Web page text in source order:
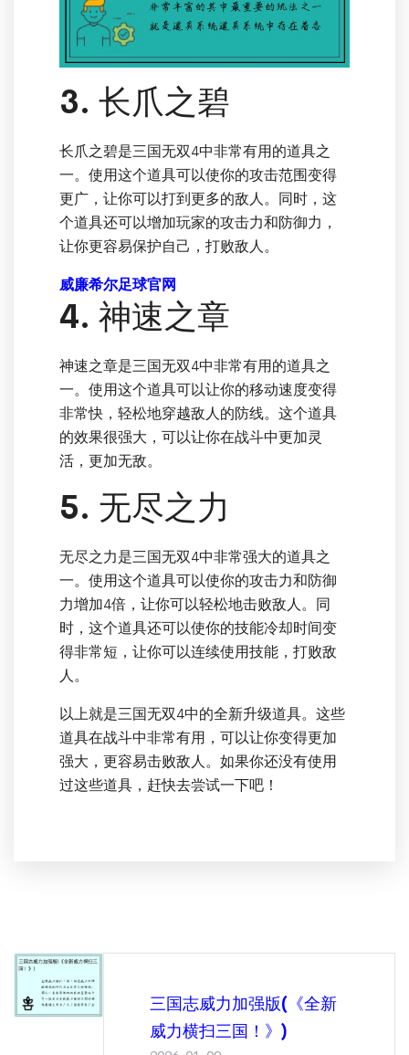
3. 长爪之碧
长爪之碧是三国无双4中非常有用的道具之
一。使用这个道具可以使你的攻击范围变得
更广，让你可以打到更多的敌人。同时，这
个道具还可以增加玩家的攻击力和防御力，
让你更容易保护自己，打败敌人。
威廉希尔足球官网
4. 神速之章
神速之章是三国无双4中非常有用的道具之
一。使用这个道具可以让你的移动速度变得
非常快，轻松地穿越敌人的防线。这个道具
的效果很强大，可以让你在战斗中更加灵
活，更加无敌。
5. 无尽之力
无尽之力是三国无双4中非常强大的道具之
一。使用这个道具可以使你的攻击力和防御
力增加4倍，让你可以轻松地击败敌人。同
时，这个道具还可以使你的技能冷却时间变
得非常短，让你可以连续使用技能，打败敌
人。
以上就是三国无双4中的全新升级道具。这些
道具在战斗中非常有用，可以让你变得更加
强大，更容易击败敌人。如果你还没有使用
过这些道具，赶快去尝试一下吧！
三国志威力加强版(《全新
威力横扫三国！》)